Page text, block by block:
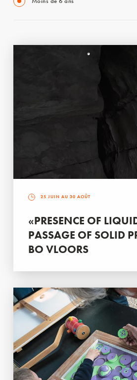
25 JUIN AU 30 AOÛT
«PRESENCE OF
PASSAGE OF SOLID
BO VLOORS